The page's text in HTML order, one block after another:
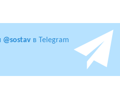
@sostav в Telegram